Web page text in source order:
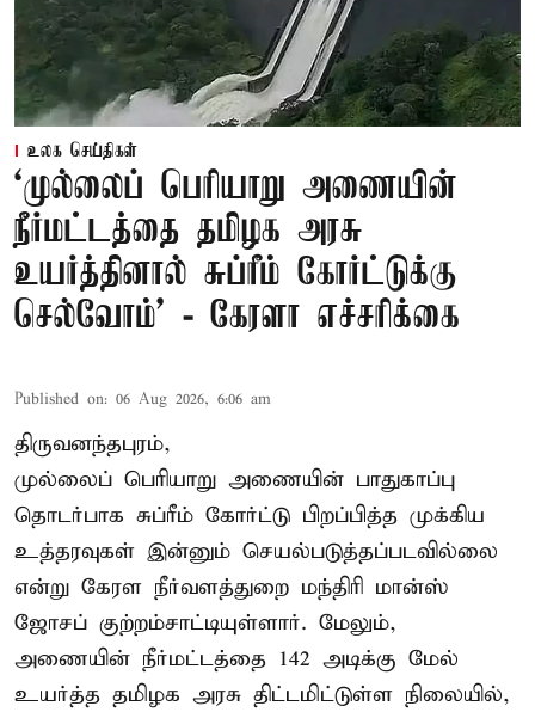
உலக செய்திகள்
‘முல்லைப் பெரியாறு அணையின்
நீர்மட்டத்தை தமிழக அரசு
உயர்த்தினால் சுப்ரீம் கோர்ட்டுக்கு
செல்வோம்' - கேரளா எச்சரிக்கை
Published on: 06 Aug 2026, 6:06 am
திருவனந்தபுரம்,
முல்லைப் பெரியாறு அணையின் பாதுகாப்பு
தொடர்பாக சுப்ரீம் கோர்ட்டு பிறப்பித்த முக்கிய
உத்தரவுகள் இன்னும் செயல்படுத்தப்படவில்லை
என்று கேரள நீர்வளத்துறை மந்திரி மான்ஸ்
ஜோசப் குற்றம்சாட்டியுள்ளார். மேலும்,
அணையின் நீர்மட்டத்தை 142 அடிக்கு மேல்
உயர்த்த தமிழக அரசு திட்டமிட்டுள்ள நிலையில்,